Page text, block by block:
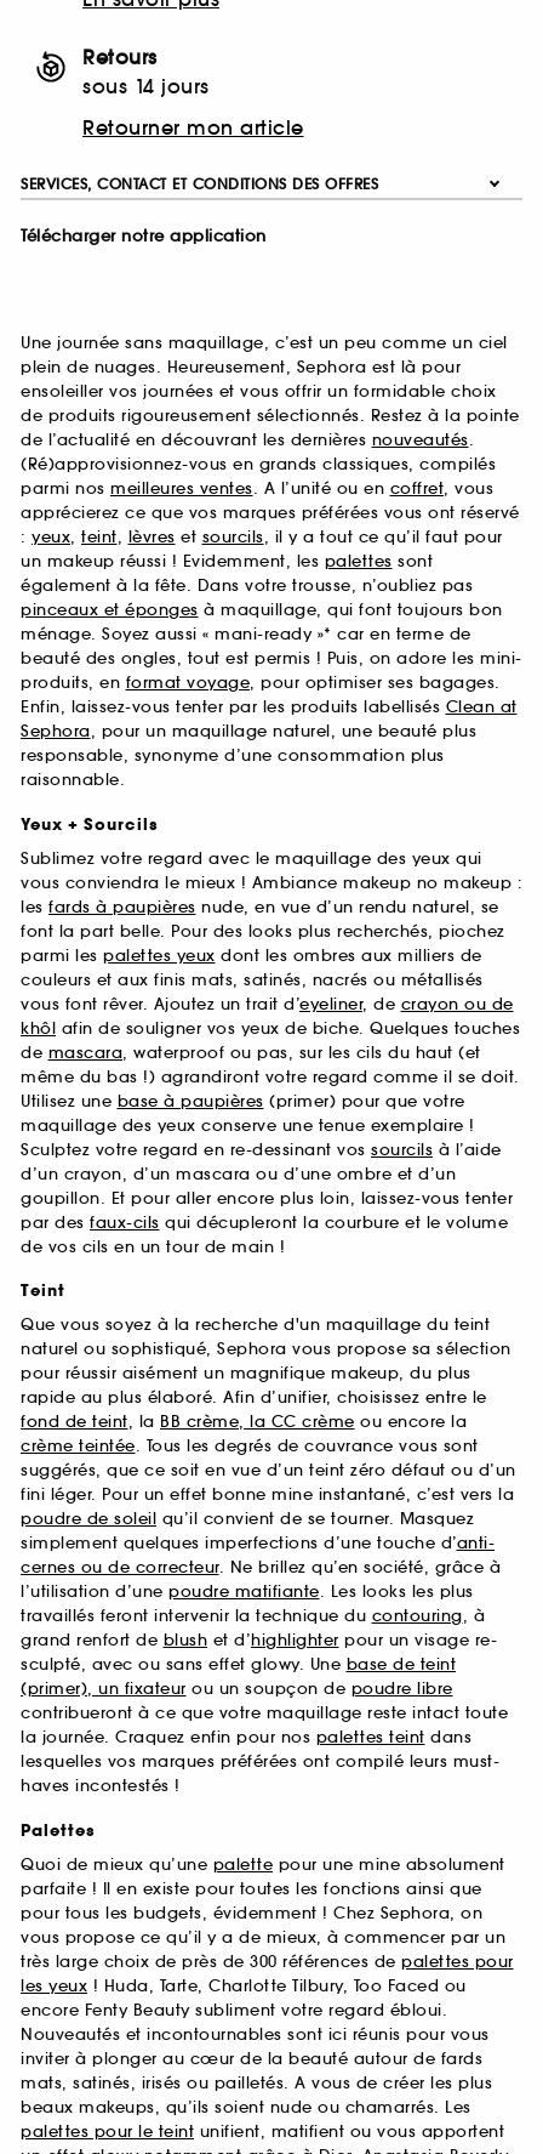
Retours
sous 14 jours
Retourner mon article
SERVICES, CONTACT ET CONDITIONS DES OFFRES
Télécharger notre application
Une journée sans maquillage, c’est un peu comme un ciel
plein de nuages. Heureusement, Sephora est là pour
ensoleiller vos journées et vous offrir un formidable choix
de produits rigoureusement sélectionnés. Restez à la pointe
de l’actualité en découvrant les dernières nouveautés.
(Ré)approvisionnez-vous en grands classiques, compilés
parmi nos meilleures ventes. A l’unité ou en coffret, vous
apprécierez ce que vos marques préférées vous ont réservé
: yeux, teint, lèvres et sourcils, il y a tout ce qu’il faut pour
un makeup réussi ! Evidemment, les palettes sont
également à la fête. Dans votre trousse, n’oubliez pas
pinceaux et éponges à maquillage, qui font toujours bon
ménage. Soyez aussi « mani-ready »* car en terme de
beauté des ongles, tout est permis ! Puis, on adore les mini-
produits, en format voyage, pour optimiser ses bagages.
Enfin, laissez-vous tenter par les produits labellisés Clean at
Sephora, pour un maquillage naturel, une beauté plus
responsable, synonyme d’une consommation plus
raisonnable.
Yeux + Sourcils
Sublimez votre regard avec le maquillage des yeux qui
vous conviendra le mieux ! Ambiance makeup no makeup :
les fards à paupières nude, en vue d’un rendu naturel, se
font la part belle. Pour des looks plus recherchés, piochez
parmi les palettes yeux dont les ombres aux milliers de
couleurs et aux finis mats, satinés, nacrés ou métallisés
vous font rêver. Ajoutez un trait d’eyeliner, de crayon ou de
khôl afin de souligner vos yeux de biche. Quelques touches
de mascara, waterproof ou pas, sur les cils du haut (et
même du bas !) agrandiront votre regard comme il se doit.
Utilisez une base à paupières (primer) pour que votre
maquillage des yeux conserve une tenue exemplaire !
Sculptez votre regard en re-dessinant vos sourcils à l’aide
d’un crayon, d’un mascara ou d’une ombre et d’un
goupillon. Et pour aller encore plus loin, laissez-vous tenter
par des faux-cils qui décupleront la courbure et le volume
de vos cils en un tour de main !
Teint
Que vous soyez à la recherche d'un maquillage du teint
naturel ou sophistiqué, Sephora vous propose sa sélection
pour réussir aisément un magnifique makeup, du plus
rapide au plus élaboré. Afin d’unifier, choisissez entre le
fond de teint, la BB crème, la CC crème ou encore la
crème teintée. Tous les degrés de couvrance vous sont
suggérés, que ce soit en vue d’un teint zéro défaut ou d’un
fini léger. Pour un effet bonne mine instantané, c’est vers la
poudre de soleil qu’il convient de se tourner. Masquez
simplement quelques imperfections d’une touche d’anti-
cernes ou de correcteur. Ne brillez qu’en société, grâce à
l’utilisation d’une poudre matifiante. Les looks les plus
travaillés feront intervenir la technique du contouring, à
grand renfort de blush et d’highlighter pour un visage re-
sculpté, avec ou sans effet glowy. Une base de teint
(primer), un fixateur ou un soupçon de poudre libre
contribueront à ce que votre maquillage reste intact toute
la journée. Craquez enfin pour nos palettes teint dans
lesquelles vos marques préférées ont compilé leurs must-
haves incontestés !
Palettes
Quoi de mieux qu’une palette pour une mine absolument
parfaite ! Il en existe pour toutes les fonctions ainsi que
pour tous les budgets, évidemment ! Chez Sephora, on
vous propose ce qu’il y a de mieux, à commencer par un
très large choix de près de 300 références de palettes pour
les yeux ! Huda, Tarte, Charlotte Tilbury, Too Faced ou
encore Fenty Beauty subliment votre regard ébloui.
Nouveautés et incontournables sont ici réunis pour vous
inviter à plonger au cœur de la beauté autour de fards
mats, satinés, irisés ou pailletés. A vous de créer les plus
beaux makeups, qu’ils soient nude ou chamarrés. Les
palettes pour le teint unifient, matifient ou vous apportent